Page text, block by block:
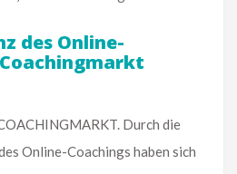
des Online-
Durch die
Online-Coachings haben sich